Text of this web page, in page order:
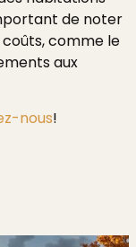
de noter
comme le
aux
nous!